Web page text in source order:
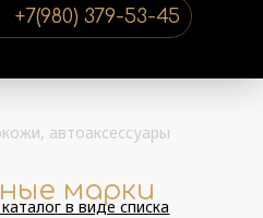
+7(980) 379-53-45
автоаксессуары
марки
в виде списка